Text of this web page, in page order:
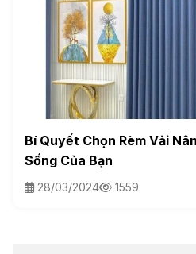
Bí Quyết Chọn Rèm Vải
Sống Của Bạn
28/03/2024 1559